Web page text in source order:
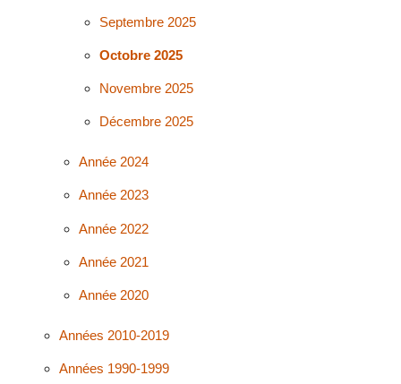
Septembre 2025
Octobre 2025
Novembre 2025
Décembre 2025
Année 2024
Année 2023
Année 2022
Année 2021
Année 2020
Années 2010-2019
Années 1990-1999